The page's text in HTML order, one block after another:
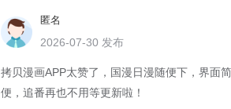
匿名
2026-07-30 发布
拷贝漫画APP太赞了，国漫日漫随便下，界面
便，追番再也不用等更新啦！